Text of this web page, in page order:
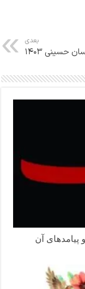
بعدی
حسینی 1403
آن